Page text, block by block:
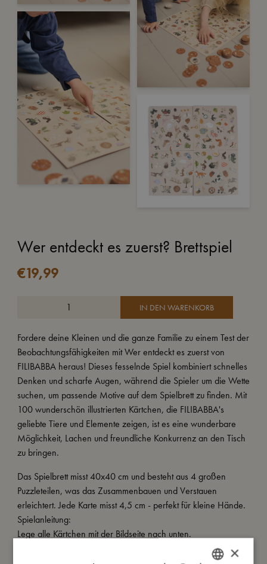
Wer entdeckt es zuerst? Brettspiel
€19,99
IN DEN WARENKORB
Fordere deine Kleinen und die ganze Familie zu einem Test der
Beobachtungsfähigkeiten mit Wer entdeckt es zuerst von
FILIBABBA heraus! Dieses fesselnde Spiel kombiniert schnelles
Denken und scharfe Augen, während die Spieler um die Wette
suchen, um passende Motive auf dem Spielbrett zu finden. Mit
100 wunderschön illustrierten Kärtchen, die FILIBABBA's
geliebte Tiere und Elemente zeigen, ist es eine wunderbare
Möglichkeit, Lachen und freundliche Konkurrenz an den Tisch
zu bringen.
Das Spielbrett misst 40x40 cm und besteht aus 4 großen
Puzzleteilen, was das Zusammenbauen und Verstauen
erleichtert. Jede Karte misst 4,5 cm - perfekt für kleine Hände.
Spielanleitung:
Lege alle Kärtchen mit der Bildseite nach unten.
×